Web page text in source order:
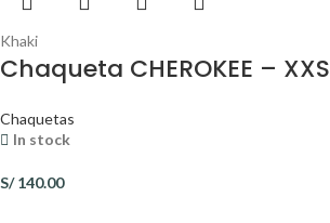
Khaki
Chaqueta CHEROKEE – XXS
Chaquetas
In stock
S/140.00